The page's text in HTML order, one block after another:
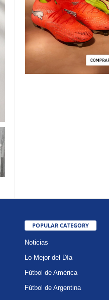
POPULAR CATEGORY
Noticias
Lo Mejor del Día
Fútbol de América
Fútbol de Argentina